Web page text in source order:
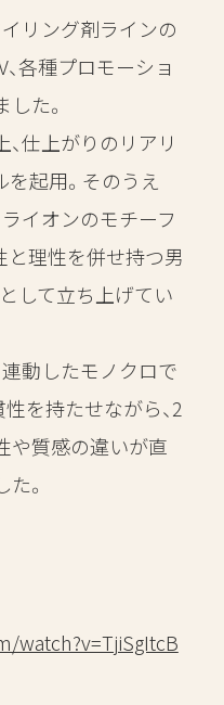
リング剤ラインの
各種プロモーショ
た。
仕上がりのリアリ
起用。そのうえ
イオンのモチーフ
と理性を併せ持つ男
して立ち上げてい
動したモノクロで
を持たせながら、2
や質感の違いが直
。
watch?v=TjiSgItcB